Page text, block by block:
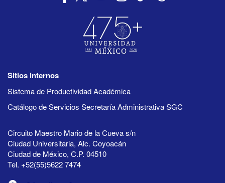
Sitios internos
Sistema de Productividad Académica
Catálogo de Servicios Secretaría Administrativa SGC
Circuito Maestro Mario de la Cueva s/n
Ciudad Universitaria, Alc. Coyoacán
Ciudad de México, C.P. 04510
Tel. +52(55)5622 7474